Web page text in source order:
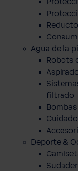
Agua de la
Robots
filtrado
Deporte &